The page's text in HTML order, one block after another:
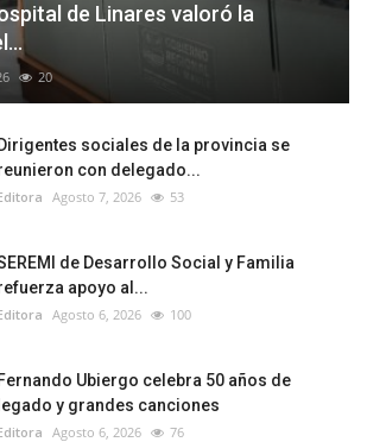
de Linares valoró la
20
Dirigentes sociales de la provincia se
con delegado...
Agosto 7, 2026 53
de Desarrollo Social y Familia
apoyo al...
Agosto 6, 2026 100
Fernando Ubiergo celebra 50 años de
legado y grandes canciones
Agosto 6, 2026 76